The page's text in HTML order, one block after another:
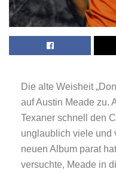
Die alte Weisheit
auf Austin Meade zu.
Texaner schnell den
unglaublich viele und
neuen Album parat
versuchte, Meade in